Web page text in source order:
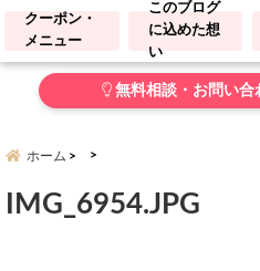
クーポン・
メニュー
このブログ
に込めた想
い
無料相談・お問い合
ホーム
IMG_6954.JPG